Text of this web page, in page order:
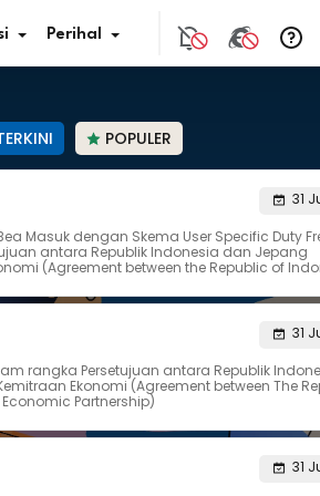
Bunga
Pajak
HKN
JDIH
Perihal
POPULER
31
Masuk dengan Skema User Specific Duty
antara Republik Indonesia dan Jepang
(Agreement between the Republic of
31
rangka Persetujuan antara Republik
Ekonomi (Agreement between The
Partnership)
31